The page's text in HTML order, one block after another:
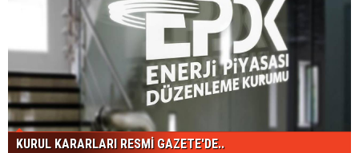
KURUL KARARLARI RESMİ GAZETE'DE..